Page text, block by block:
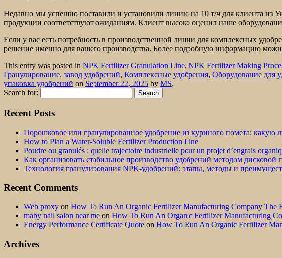
Недавно мы успешно поставили и установили линию на 10 т/ч для клиента из
продукции соответствуют ожиданиям. Клиент высоко оценил наше
Если у вас есть потребность в производственной линии для комплексных
решение именно для вашего производства. Более подробную информацию
This entry was posted in NPK Fertilizer Granulation Line, NPK Fertilizer Making
Гранулирование, завод удобрений, Комплексные удобрения, Оборудование для
упаковка удобрений on September 22, 2025 by MS.
Search for:
Recent Posts
Порошковое или гранулированное удобрение из куриного помета: какую
How to Plan a Water-Soluble Fertilizer Production Line
Poudre ou granulés : quelle trajectoire industrielle pour un projet d’engrais
Как организовать стабильное производство удобрений методом дисковой
Технология гранулирования NPK-удобрений: этапы, методы и
Recent Comments
Web proxy on How To Run An Organic Fertilizer Manufacturing Company The
maby nail salon near me on How To Run An Organic Fertilizer Manufacturing
Energy Performance Certificate Quote on How To Run An Organic Fertilizer
Archives